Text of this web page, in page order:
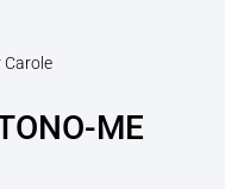
Carole
ME